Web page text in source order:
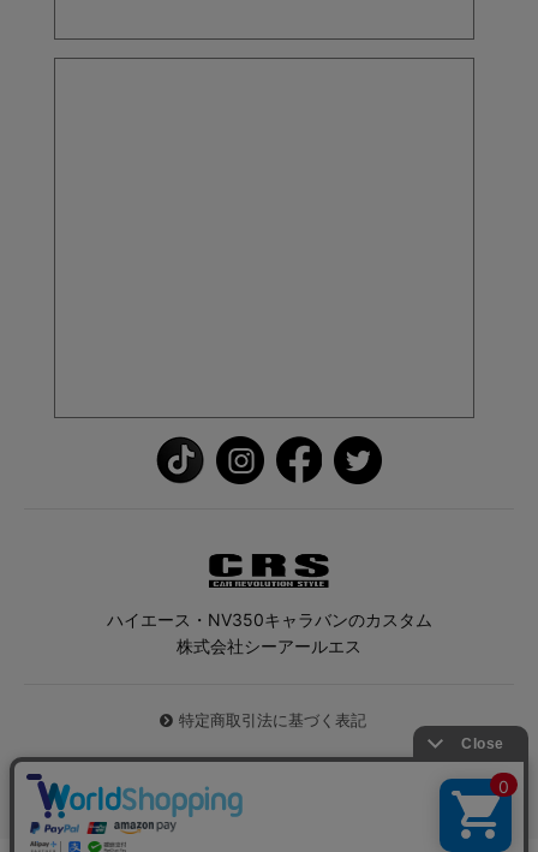
ハイエース・NV350キャラバンのカスタム
株式会社シーアールエス
特定商取引法に基づく表記
© 2026 ハイエース専門店CRS All Rights Reserved.